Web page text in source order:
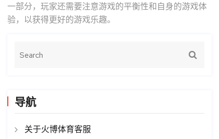
一部分，玩家还需要注意游戏的平衡性和自身的游戏体
验，以获得更好的游戏乐趣。
导航
关于火博体育客服